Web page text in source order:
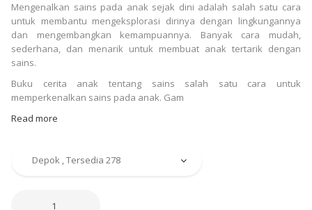
Mengenalkan sains pada anak sejak dini adalah salah satu cara
untuk membantu mengeksplorasi dirinya dengan lingkungannya
dan mengembangkan kemampuannya. Banyak cara mudah,
sederhana, dan menarik untuk membuat anak tertarik dengan
sains.
Buku cerita anak tentang sains salah satu cara untuk
memperkenalkan sains pada anak. Gam
Read more